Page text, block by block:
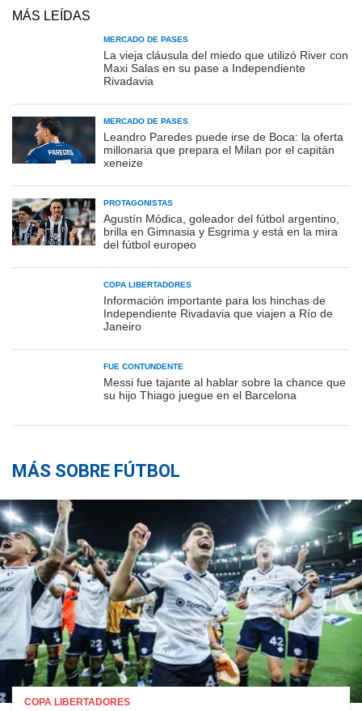
MÁS LEÍDAS
MERCADO DE PASES
La vieja cláusula del miedo que utilizó River con
Maxi Salas en su pase a Independiente
Rivadavia
MERCADO DE PASES
Leandro Paredes puede irse de Boca: la oferta
millonaria que prepara el Milan por el capitán
xeneize
PROTAGONISTAS
Agustín Módica, goleador del fútbol argentino,
brilla en Gimnasia y Esgrima y está en la mira
del fútbol europeo
COPA LIBERTADORES
Información importante para los hinchas de
Independiente Rivadavia que viajen a Río de
Janeiro
FUE CONTUNDENTE
Messi fue tajante al hablar sobre la chance que
su hijo Thiago juegue en el Barcelona
MÁS SOBRE FÚTBOL
COPA LIBERTADORES